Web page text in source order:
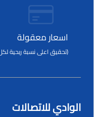
اسعار معقولة
(تحقيق اعلى نسبة ربحية
الوادي للاتصالات